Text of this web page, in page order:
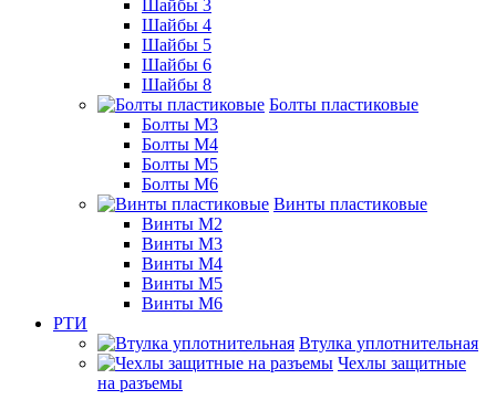
Шайбы 3
Шайбы 4
Шайбы 5
Шайбы 6
Шайбы 8
Болты пластиковые
Болты М3
Болты М4
Болты М5
Болты М6
Винты пластиковые
Винты М2
Винты М3
Винты М4
Винты М5
Винты М6
РТИ
Втулка уплотнительная
Чехлы защитные
на разъемы